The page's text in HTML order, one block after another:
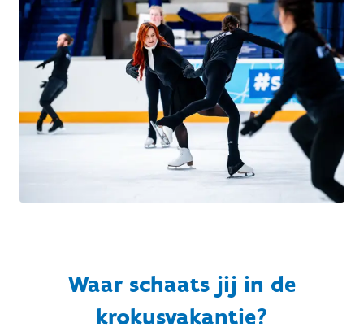
Waar schaats jij in de
krokusvakantie?